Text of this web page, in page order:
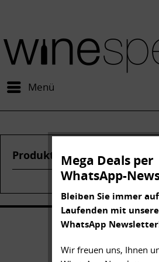
Menü
Produkte von Quinta do
Mega Deals per
WhatsApp-
Bleiben Sie immer
Laufenden mit
WhatsApp
Wir freuen uns, Ihnen